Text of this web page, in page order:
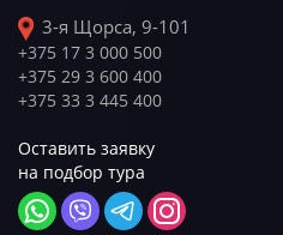
3-я Щорса, 9-101
+375 17 3 000 500
+375 29 3 600 400
+375 33 3 445 400
Оставить заявку
на подбор тура